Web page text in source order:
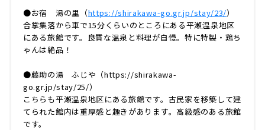
●お宿 湯の里（https://shirakawa-go.gr.jp/stay/23/）
合掌集落から車で15分くらいのところにある平瀬温泉地区
にある旅館です。良質な温泉と料理が自慢。特に特製・鶏ち
ゃんは絶品！
●藤助の湯 ふじや（https://shirakawa-
go.gr.jp/stay/25/）
こちらも平瀬温泉地区にある旅館です。古民家を移築して建
てられた館内は重厚感と趣きがあります。高級感のある旅館
です。